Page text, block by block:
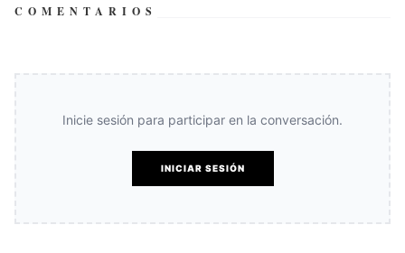
COMENTARIOS
Inicie sesión para participar en la conversación.
INICIAR SESIÓN